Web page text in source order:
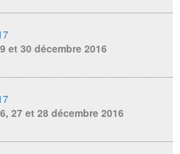
et 30 décembre 2016
27 et 28 décembre 2016